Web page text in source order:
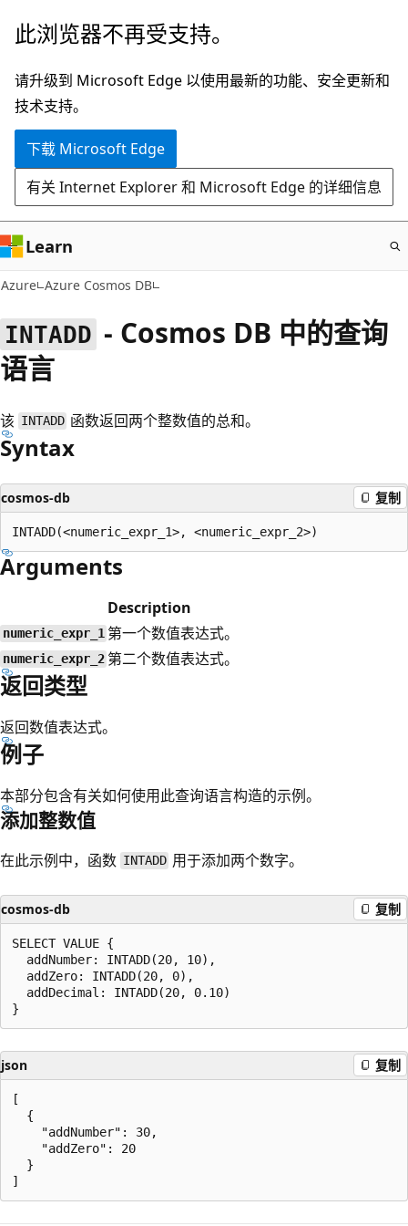
跳
主
要
内
此浏览器不再受支持。
请升级到 Microsoft Edge 以使用最新的功能、安全更新和
技术支持。
下载 Microsoft Edge
有关 Internet Explorer 和 Microsoft Edge 的详细信息
Learn
Azure Azure Cosmos DB
INTADD - Cosmos DB 中的查询
语言
该 INTADD 函数返回两个整数值的总和。
Syntax
cosmos-db 复制
Arguments
Description
numeric_expr_1 第一个数值表达式。
numeric_expr_2 第二个数值表达式。
返回类型
返回数值表达式。
例子
本部分包含有关如何使用此查询语言构造的示例。
添加整数值
在此示例中，函数 INTADD 用于添加两个数字。
cosmos-db 复制
SELECT VALUE {
  addNumber: INTADD(20, 10),
  addZero: INTADD(20, 0),
  addDecimal: INTADD(20, 0.10)
json 复制
[
  {
    "addNumber": 30,
    "addZero": 20
  }